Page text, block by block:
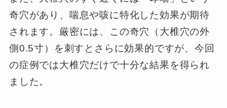
奇穴があり、喘息や咳に特化した効果が期待
されます。厳密には、この奇穴（大椎穴の外
側0.5寸）を刺すとさらに効果的ですが、今回
の症例では大椎穴だけで十分な結果を得られ
ました。